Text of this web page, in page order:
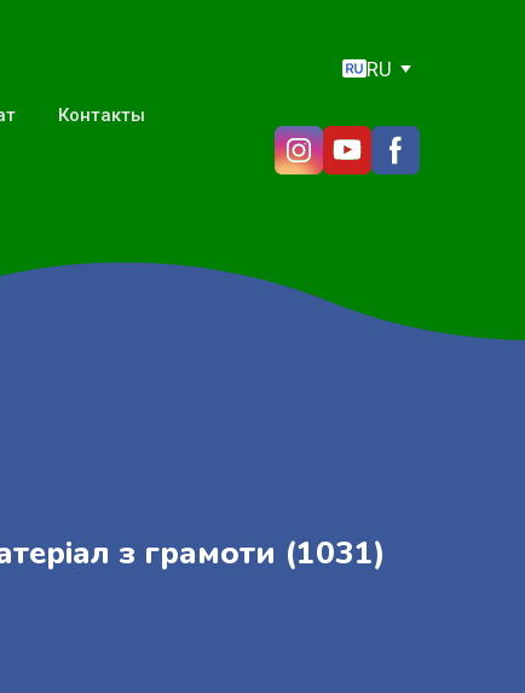
Контакты
RU
з грамоти (1031)